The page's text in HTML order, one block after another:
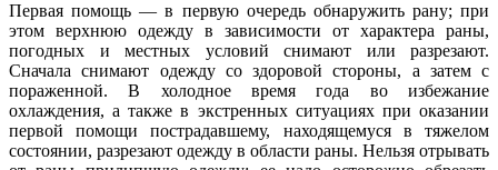
Первая помощь — в первую очередь обнаружить рану; при
этом верхнюю одежду в зависимости от характера раны,
погодных и местных условий снимают или разрезают.
Сначала снимают одежду со здоровой стороны, а затем с
пораженной. В холодное время года во избежание
охлаждения, а также в экстренных ситуациях при оказании
первой помощи пострадавшему, находящемуся в тяжелом
состоянии, разрезают одежду в области раны. Нельзя отрывать